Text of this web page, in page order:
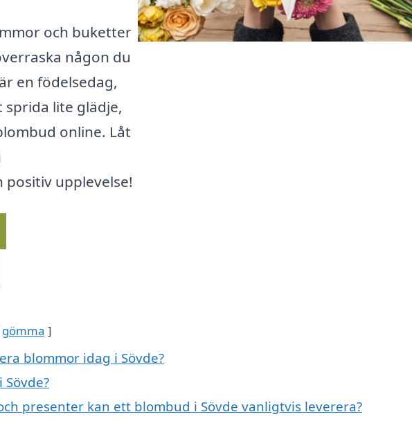
och buketter
någon du
en födelsedag,
lite glädje,
online. Låt
upplevelse!
gömma
blommor idag i Sövde?
presenter kan ett blombud i Sövde vanligtvis leverera?